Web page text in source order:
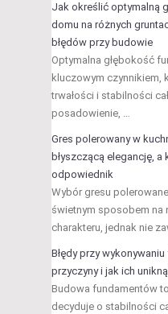
Jak określić optymalną
domu na różnych
błędów przy budowie
Optymalna głębokość
kluczowym czynnikiem,
trwałości i stabilności
posadowienie, …
Gres polerowany w
błyszczącą elegancję,
odpowiednik
Wybór gresu
świetnym sposobem na
charakteru, jednak nie
Błędy przy
przyczyny i jak ich
Budowa fundamentów
decyduje o stabilności